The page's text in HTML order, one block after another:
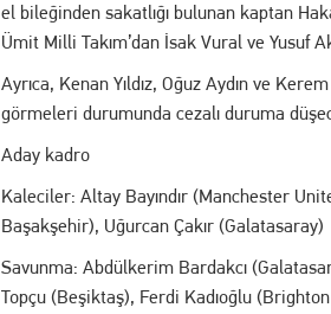
el bileğinden sakatlığı bulunan kaptan
Ümit Milli Takım’dan İsak Vural ve Yusuf
Ayrıca, Kenan Yıldız, Oğuz Aydın ve
görmeleri durumunda cezalı duruma
Aday kadro
Kaleciler: Altay Bayındır (Manchester
Başakşehir), Uğurcan Çakır (Galatasaray)
Savunma: Abdülkerim Bardakcı
Topçu (Beşiktaş), Ferdi Kadıoğlu